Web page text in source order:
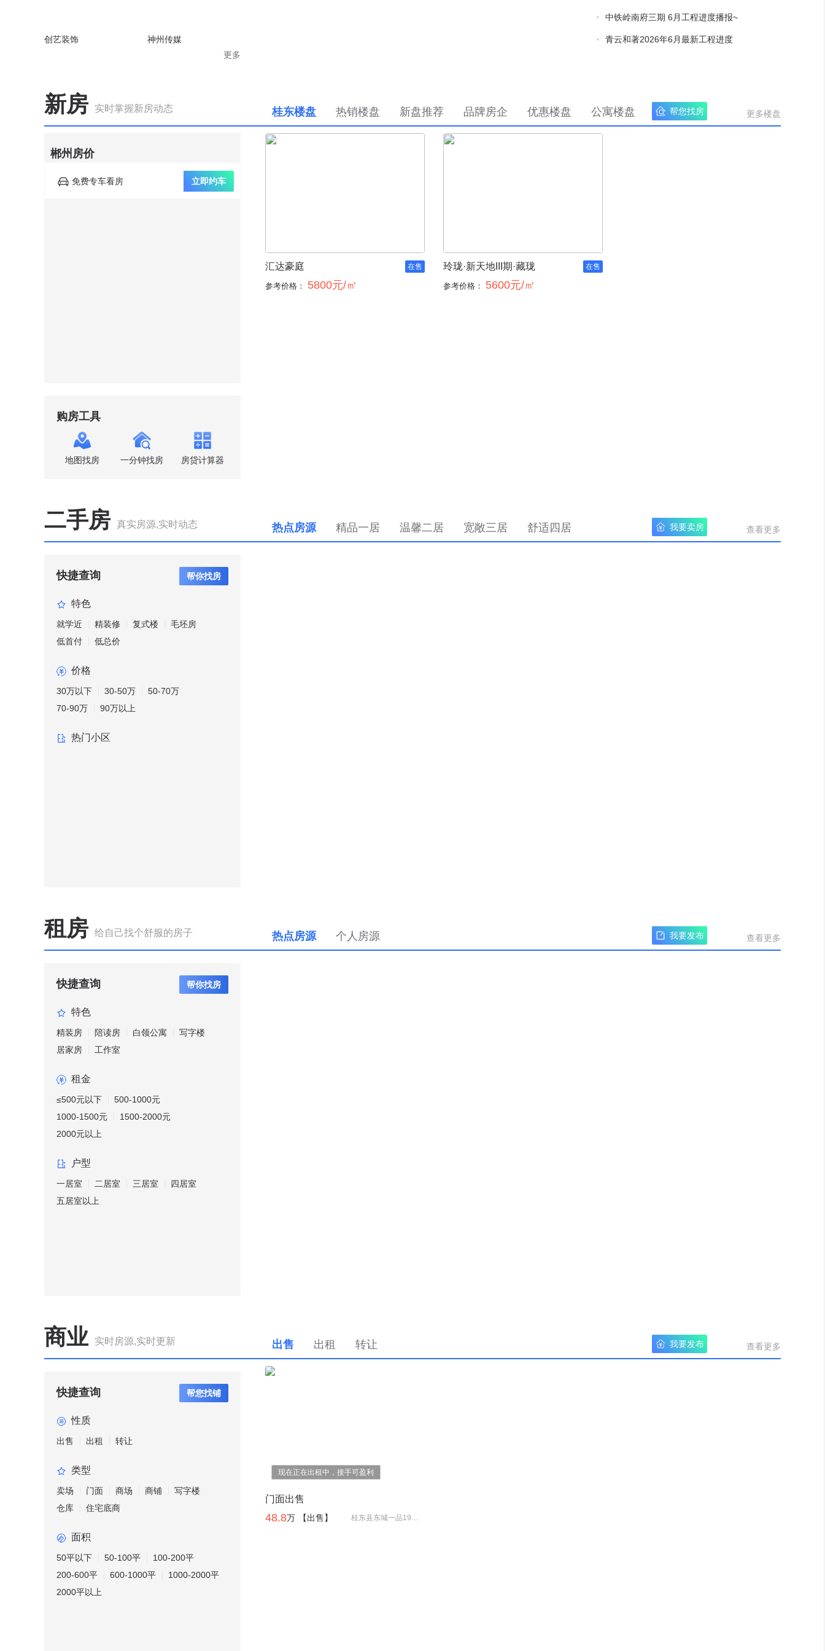
创艺装饰
神州传媒
更多
中铁岭南府三期 6月工程进度播报~
青云和著2026年6月最新工程进度
新房 实时掌握新房动态
郴州房价
免费专车看房 立即约车
购房工具
地图找房 一分钟找房 房贷计算器
桂东楼盘 热销楼盘 新盘推荐 品牌房企 优惠楼盘 公寓楼盘 帮您找房 更多楼盘
汇达豪庭 在售
参考价格： 5800元/㎡
玲珑·新天地III期·藏珑 在售
参考价格： 5600元/㎡
二手房 真实房源,实时动态
快捷查询 帮你找房
特色
就学近 精装修 复式楼
毛坯房
低首付
低总价
价格
30万以下 30-50万
50-70万
70-90万
90万以上
热门小区
热点房源 精品一居 温馨二居 宽敞三居 舒适四居 我要卖房 查看更多
租房 给自己找个舒服的房子
快捷查询 帮你找房
特色
精装房 陪读房 白领公寓
写字楼
居家房
工作室
租金
≤500元以下
500-1000元
1000-1500元
1500-2000元
2000元以上
户型
一居室 二居室 三居室
四居室
五居室以上
热点房源 个人房源 我要发布 查看更多
商业 实时房源,实时更新
快捷查询 帮您找铺
性质
出售 出租 转让
类型
卖场 门面 商场 商铺
写字楼
仓库
住宅底商
面积
50平以下 50-100平
100-200平
200-600平
600-1000平
1000-2000平
2000平以上
出售 出租 转让 我要发布 查看更多
现在正在出租中，接手可盈利
门面出售
48.8万 【出售】 桂东县东城一品19栋104